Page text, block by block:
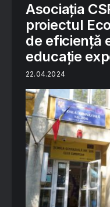
Asociația
proiectul
de eficiență
educație
22.04.2024